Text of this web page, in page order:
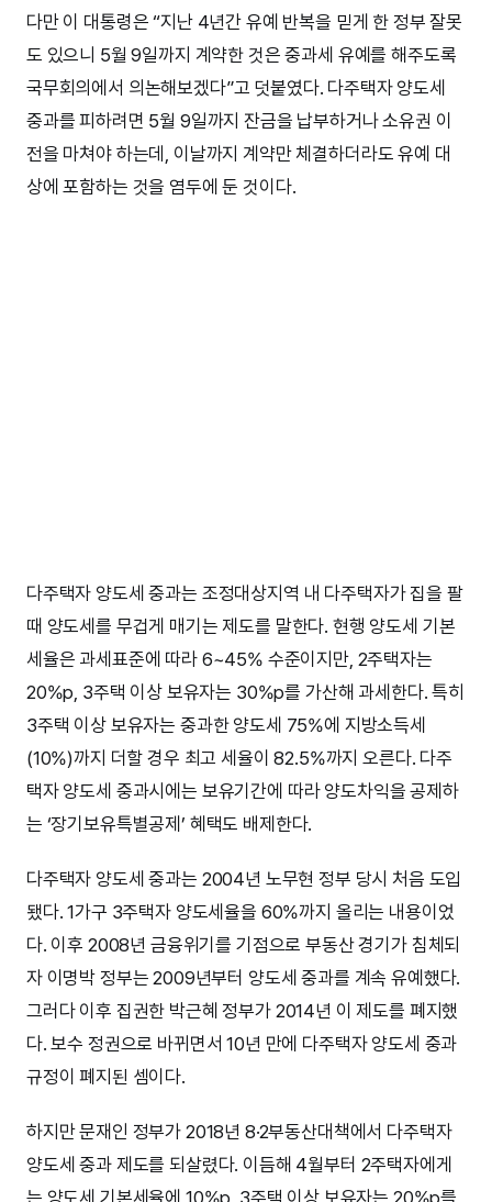
다만 이 대통령은 “지난 4년간 유예 반복을 믿게 한 정부 잘못
도 있으니 5월 9일까지 계약한 것은 중과세 유예를 해주도록
국무회의에서 의논해보겠다”고 덧붙였다. 다주택자 양도세
중과를 피하려면 5월 9일까지 잔금을 납부하거나 소유권 이
전을 마쳐야 하는데, 이날까지 계약만 체결하더라도 유예 대
상에 포함하는 것을 염두에 둔 것이다.
다주택자 양도세 중과는 조정대상지역 내 다주택자가 집을 팔
때 양도세를 무겁게 매기는 제도를 말한다. 현행 양도세 기본
세율은 과세표준에 따라 6~45% 수준이지만, 2주택자는
20%p, 3주택 이상 보유자는 30%p를 가산해 과세한다. 특히
3주택 이상 보유자는 중과한 양도세 75%에 지방소득세
(10%)까지 더할 경우 최고 세율이 82.5%까지 오른다. 다주
택자 양도세 중과시에는 보유기간에 따라 양도차익을 공제하
는 ‘장기보유특별공제’ 혜택도 배제한다.
다주택자 양도세 중과는 2004년 노무현 정부 당시 처음 도입
됐다. 1가구 3주택자 양도세율을 60%까지 올리는 내용이었
다. 이후 2008년 금융위기를 기점으로 부동산 경기가 침체되
자 이명박 정부는 2009년부터 양도세 중과를 계속 유예했다.
그러다 이후 집권한 박근혜 정부가 2014년 이 제도를 폐지했
다. 보수 정권으로 바뀌면서 10년 만에 다주택자 양도세 중과
규정이 폐지된 셈이다.
하지만 문재인 정부가 2018년 8·2부동산대책에서 다주택자
양도세 중과 제도를 되살렸다. 이듬해 4월부터 2주택자에게